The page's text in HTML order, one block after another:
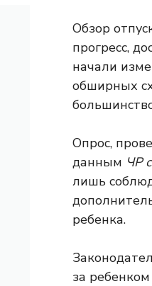
Обзор
прогресс,
начали
обширных
Опрос,
данным ЧР
лишь
ребенка.
за